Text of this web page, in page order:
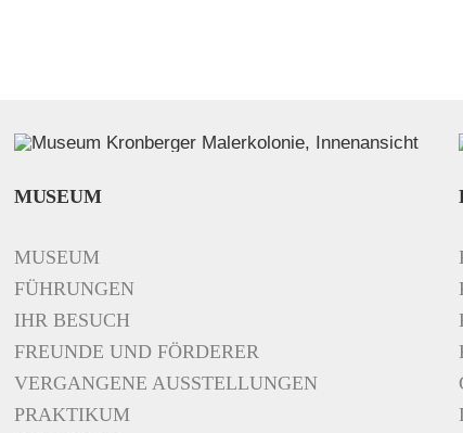
MUSEUM
MUSEUM
FÜHRUNGEN
IHR BESUCH
FREUNDE UND FÖRDERER
VERGANGENE AUSSTELLUNGEN
PRAKTIKUM